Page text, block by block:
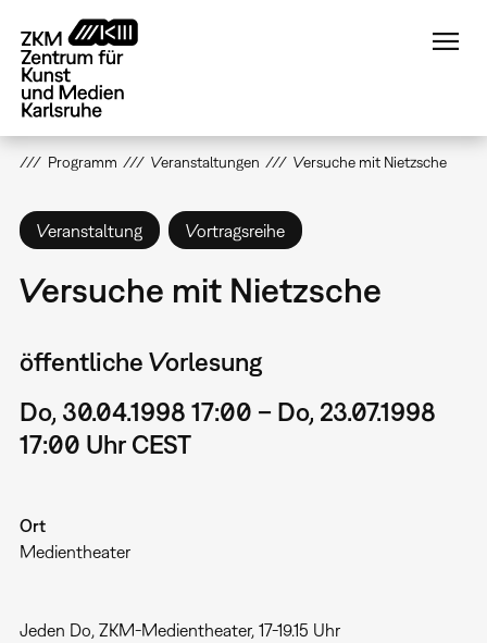
zum
Inhalt
Programm Veranstaltungen Versuche mit Nietzsche
Veranstaltung Vortragsreihe
Versuche mit Nietzsche
öffentliche Vorlesung
Do, 30.04.1998 17:00 – Do, 23.07.1998
17:00 Uhr CEST
Ort
Medientheater
Jeden Do, ZKM-Medientheater, 17-19.15 Uhr